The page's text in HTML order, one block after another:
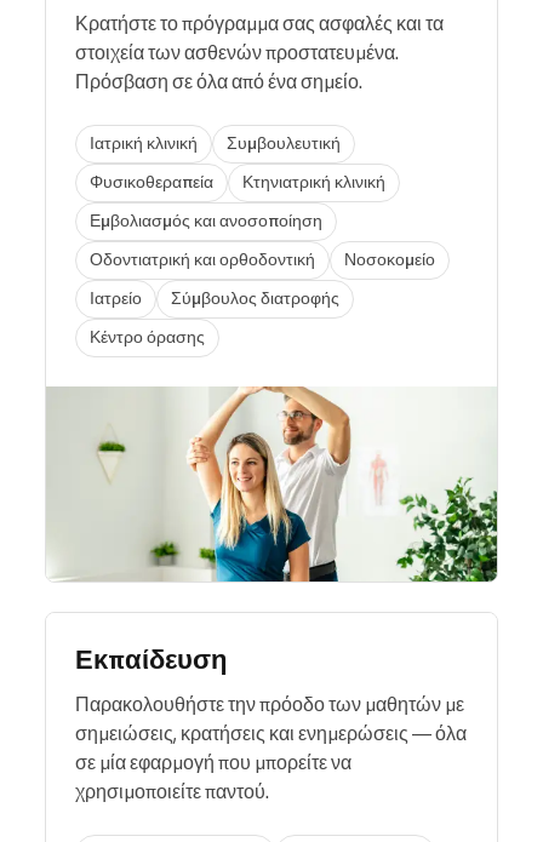
Κρατήστε το πρόγραμμα σας ασφαλές και τα
στοιχεία των ασθενών προστατευμένα.
Πρόσβαση σε όλα από ένα σημείο.
Ιατρική κλινική
Συμβουλευτική
Φυσικοθεραπεία
Κτηνιατρική κλινική
Εμβολιασμός και ανοσοποίηση
Οδοντιατρική και ορθοδοντική
Νοσοκομείο
Ιατρείο
Σύμβουλος διατροφής
Κέντρο όρασης
Εκπαίδευση
Παρακολουθήστε την πρόοδο των μαθητών με
σημειώσεις, κρατήσεις και ενημερώσεις — όλα
σε μία εφαρμογή που μπορείτε να
χρησιμοποιείτε παντού.